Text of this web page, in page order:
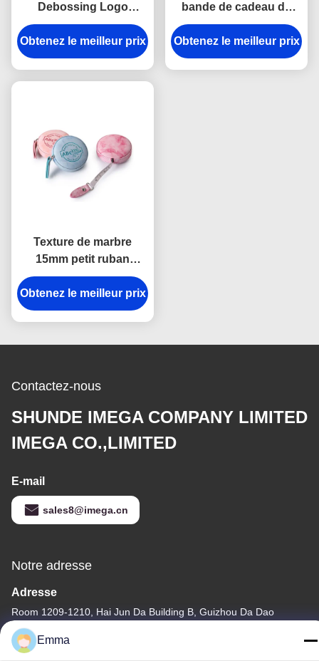
Debossing Logo
Souvenir d'unité
centrale Mini
Retractable Tape
Obtenez le meilleur prix
bande de cadeau de
Debossing a gravé
l'unité centrale en refief
d'ABS de logo
Obtenez le meilleur prix
Texture de marbre
15mm petit ruban
métrique escamotable
de corps de logo de
Debossing
Obtenez le meilleur prix
Contactez-nous
SHUNDE IMEGA COMPANY LIMITED
IMEGA CO.,LIMITED
E-mail
sales8@imega.cn
Notre adresse
Adresse
Room 1209-1210, Hai Jun Da Building B, Guizhou Da Dao
Zhong, Ronggui, Shunde, Foshan, Guangdong, China
Télégramme
Emma